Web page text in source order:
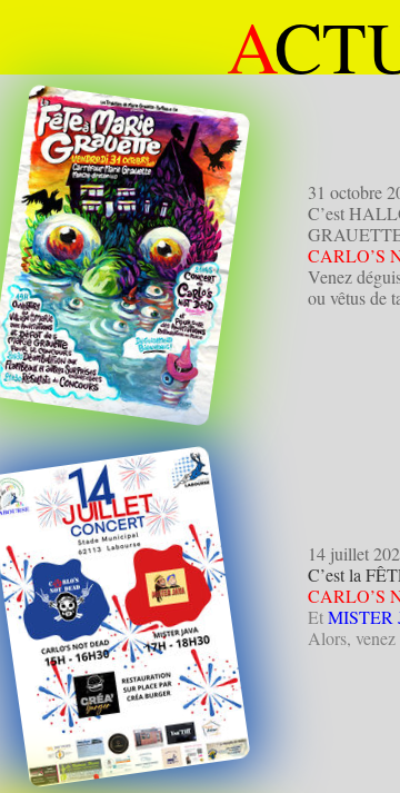
A
31 octobre
C’est
CARLO’S
Venez
ou vêtus de
14 juillet
C’est la
CARLO’S
EtMISTER
Alors,